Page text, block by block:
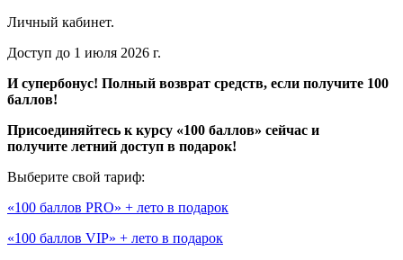
Личный кабинет.
Доcтуп до 1 июля 2026 г.
И супербонус! Полный возврат средств, если получите 100
баллов!
Присоединяйтесь к курсу «100 баллов» сейчас и
получите летний доступ в подарок!
Выберите свой тариф:
«100 баллов PRO» + лето в подарок
«100 баллов VIP» + лето в подарок